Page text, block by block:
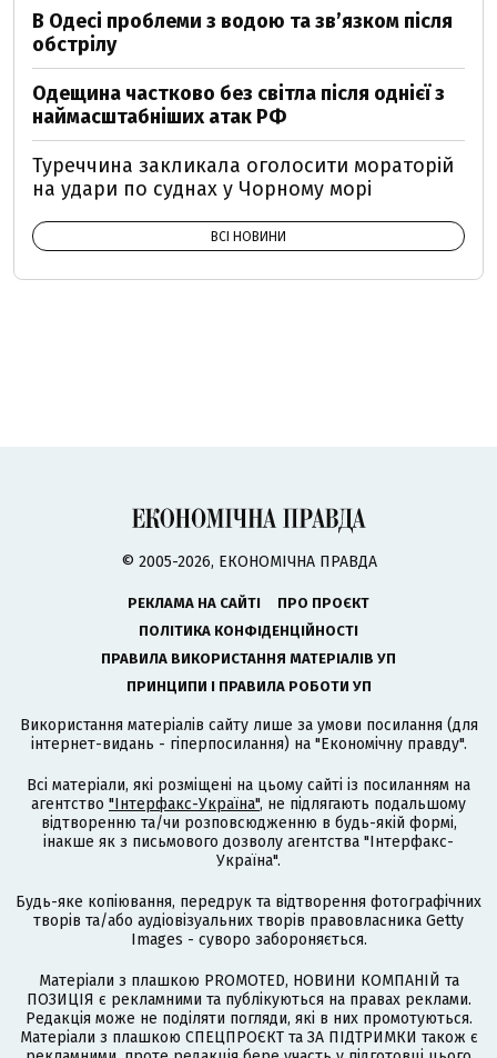
В Одесі проблеми з водою та звʼязком після
обстрілу
Одещина частково без світла після однієї з
наймасштабніших атак РФ
Туреччина закликала оголосити мораторій
на удари по суднах у Чорному морі
ВСІ НОВИНИ
© 2005-2026, ЕКОНОМІЧНА ПРАВДА
РЕКЛАМА НА САЙТІ
ПРО ПРОЄКТ
ПОЛІТИКА КОНФІДЕНЦІЙНОСТІ
ПРАВИЛА ВИКОРИСТАННЯ МАТЕРІАЛІВ УП
ПРИНЦИПИ І ПРАВИЛА РОБОТИ УП
Використання матеріалів сайту лише за умови посилання (для
інтернет-видань - гіперпосилання) на "Економічну правду".
Всі матеріали, які розміщені на цьому сайті із посиланням на
агентство "Інтерфакс-Україна", не підлягають подальшому
відтворенню та/чи розповсюдженню в будь-якій формі,
інакше як з письмового дозволу агентства "Інтерфакс-
Україна".
Будь-яке копіювання, передрук та відтворення фотографічних
творів та/або аудіовізуальних творів правовласника Getty
Images - суворо забороняється.
Матеріали з плашкою PROMOTED, НОВИНИ КОМПАНІЙ та
ПОЗИЦІЯ є рекламними та публікуються на правах реклами.
Редакція може не поділяти погляди, які в них промотуються.
Матеріали з плашкою СПЕЦПРОЄКТ та ЗА ПІДТРИМКИ також є